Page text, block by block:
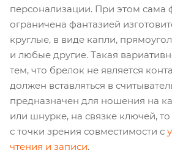
персонализации. При этом сама
ограничена фантазией
круглые, в виде капли,
и любые другие. Такая
тем, что брелок не является
должен вставляться в
предназначен для ношения на
или шнурке, на связке ключей,
с точки зрения совместимости с
чтения и записи.